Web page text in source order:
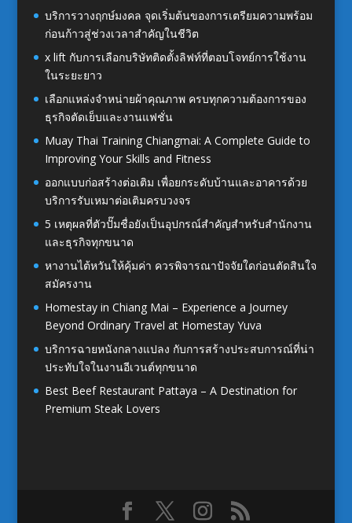
บริการวางฤกษ์มงคล จุดเริ่มต้นของการเตรียมความพร้อม
ก่อนก้าวสู่ช่วงเวลาสำคัญในชีวิต
x lift กับการเลือกบริษัทติดตั้งลิฟท์ที่ตอบโจทย์การใช้งาน
ในระยะยาว
เลือกแหล่งจำหน่ายผ้าคุณภาพ ครบทุกความต้องการของ
ธุรกิจตัดเย็บและงานแฟชั่น
Muay Thai Training Chiangmai: A Complete Guide to
Improving Your Skills and Fitness
ออกแบบก่อสร้างต่อเติม เพื่อยกระดับบ้านและอาคารด้วย
บริการรับเหมาต่อเติมครบวงจร
5 เหตุผลที่ตัวปั๊มชื่อยังเป็นอุปกรณ์สำคัญสำหรับสำนักงาน
และธุรกิจทุกขนาด
หางานไต้หวันให้คุ้มค่า ควรพิจารณาปัจจัยใดก่อนตัดสินใจ
สมัครงาน
Homestay in Chiang Mai – Experience a Journey
Beyond Ordinary Travel at Homestay Yuva
บริการฉายหนังกลางแปลง กับการสร้างประสบการณ์ที่น่า
ประทับใจในงานอีเวนต์ทุกขนาด
Best Beef Restaurant Pattaya – A Destination for
Premium Steak Lovers